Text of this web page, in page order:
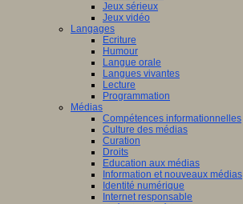
Jeux sérieux
Jeux vidéo
Langages
Ecriture
Humour
Langue orale
Langues vivantes
Lecture
Programmation
Médias
Compétences informationnelles
Culture des médias
Curation
Droits
Education aux médias
Information et nouveaux médias
Identité numérique
Internet responsable